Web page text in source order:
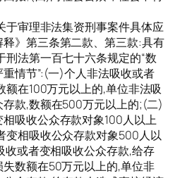
于审理非法集资刑事案件具体应
》第三条第二款、第三款:具有
刑法第一百七十六条规定的“数
情节”:(一)个人非法吸收或者
额在100万元以上的,单位非法吸
款,数额在500万元以上的;(二)
吸收公众存款对象100人以上
变相吸收公众存款对象500人以
或者变相吸收公众存款,给存
数额在50万元以上的,单位非